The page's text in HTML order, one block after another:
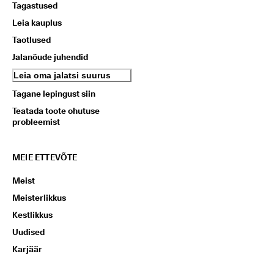
Tagastused
Leia kauplus
Taotlused
Jalanõude juhendid
Leia oma jalatsi suurus
Tagane lepingust siin
Teatada toote ohutuse
probleemist
MEIE ETTEVÕTE
Meist
Meisterlikkus
Kestlikkus
Uudised
Karjäär